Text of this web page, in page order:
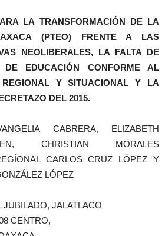
LA TRANSFORMACIÓN DE LA
(PTEO) FRENTE A LAS
NEOLIBERALES, LA FALTA DE
EDUCACIÓN CONFORME AL
Y SITUACIONAL Y LA
DEL 2015.
CABRERA, ELIZABETH
CHRISTIAN MORALES
CARLOS CRUZ LÓPEZ Y
LÓPEZ
JALATLACO
CENTRO,